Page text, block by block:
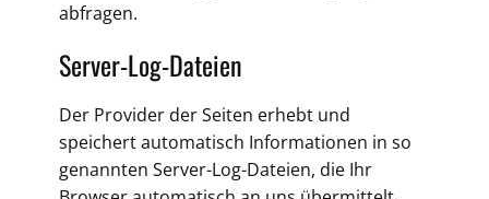
abfragen.
Server-Log-Dateien
Der Provider der Seiten erhebt und
speichert automatisch Informationen in so
genannten Server-Log-Dateien, die Ihr